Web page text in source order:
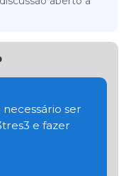
ser
e fazer